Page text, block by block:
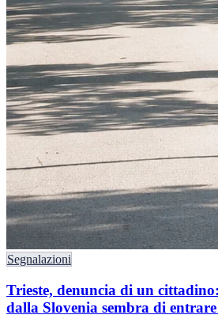
Segnalazioni
Trieste, denuncia di un
dalla Slovenia sembra di